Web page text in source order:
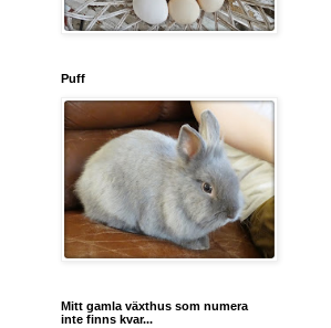
Puff
Mitt gamla växthus som numera
inte finns kvar...